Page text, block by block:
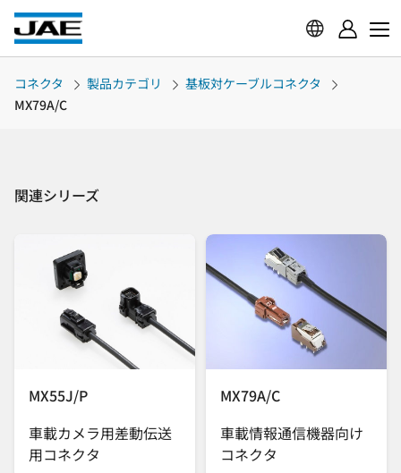
コネクタ 製品カテゴリ
基板対ケーブルコネクタ
MX79A/C
関連シリーズ
MX55J/P
車載カメラ用差動伝送
用コネクタ
MX79A/C
車載情報通信機器向け
コネクタ